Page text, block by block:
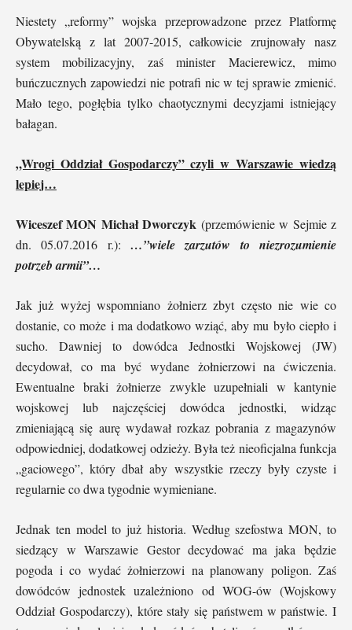
Niestety „reformy” wojska przeprowadzone przez Platformę
Obywatelską z lat 2007-2015, całkowicie zrujnowały nasz
system mobilizacyjny, zaś minister Macierewicz, mimo
buńczucznych zapowiedzi nie potrafi nic w tej sprawie zmienić.
Mało tego, pogłębia tylko chaotycznymi decyzjami istniejący
bałagan.
„Wrogi Oddział Gospodarczy” czyli w Warszawie wiedzą
lepiej…
Wiceszef MON Michał Dworczyk (przemówienie w Sejmie z
dn. 05.07.2016 r.): …”wiele zarzutów to niezrozumienie
potrzeb armii”…
Jak już wyżej wspomniano żołnierz zbyt często nie wie co
dostanie, co może i ma dodatkowo wziąć, aby mu było ciepło i
sucho. Dawniej to dowódca Jednostki Wojskowej (JW)
decydował, co ma być wydane żołnierzowi na ćwiczenia.
Ewentualne braki żołnierze zwykle uzupełniali w kantynie
wojskowej lub najczęściej dowódca jednostki, widząc
zmieniającą się aurę wydawał rozkaz pobrania z magazynów
odpowiedniej, dodatkowej odzieży. Była też nieoficjalna funkcja
„gaciowego”, który dbał aby wszystkie rzeczy były czyste i
regularnie co dwa tygodnie wymieniane.
Jednak ten model to już historia. Według szefostwa MON, to
siedzący w Warszawie Gestor decydować ma jaka będzie
pogoda i co wydać żołnierzowi na planowany poligon. Zaś
dowódców jednostek uzależniono od WOG-ów (Wojskowy
Oddział Gospodarczy), które stały się państwem w państwie. I